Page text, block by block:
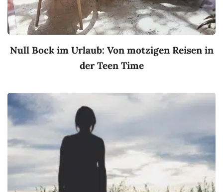
Null Bock im Urlaub: Von motzigen Reisen in
der Teen Time